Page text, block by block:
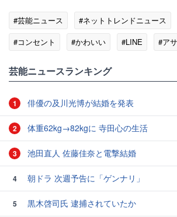
#芸能ニュース #ネットトレンドニュース
#コンセント
#かわいい #LINE #ア
芸能ニュースランキング
1 俳優の及川光博が結婚を発表
2 体重62kg→82kgに 寺田心の生活
3 池田直人 佐藤佳奈と電撃結婚
4 朝ドラ 次週予告に「ゲンナリ」
5
黒木啓司氏 逮捕されていたか